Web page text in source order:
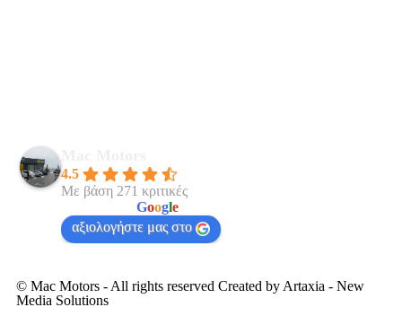
4.5
Με βάση 271 κριτικές
Google
αξιολογήστε μας στο
© Mac Motors - All rights reserved Created by Artaxia - New
Media Solutions